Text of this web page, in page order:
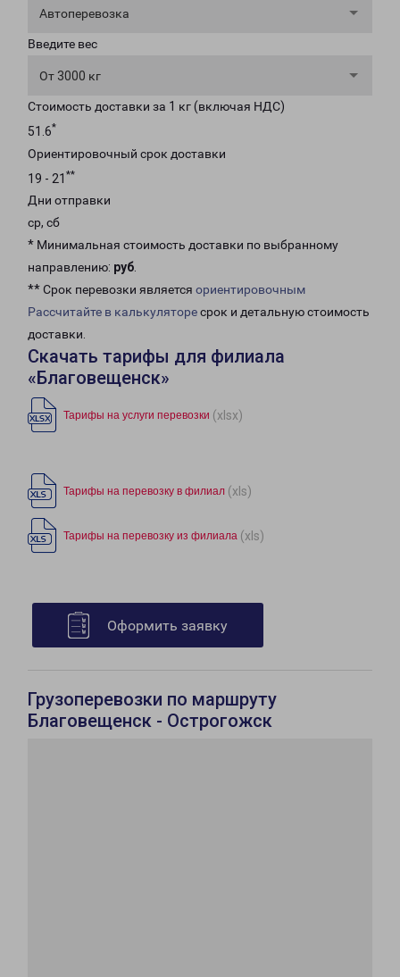
Автоперевозка
Введите вес
От 3000 кг
Стоимость доставки за 1 кг (включая НДС)
51.6*
Ориентировочный срок доставки
19 - 21 **
Дни отправки
ср, сб
* Минимальная стоимость доставки по выбранному
направлению: руб.
** Срок перевозки является ориентировочным
Рассчитайте в калькуляторесрок и детальную стоимость
доставки.
Скачать тарифы для филиала
«Благовещенск»
Тарифы на услуги перевозки (xlsx)
Тарифы на перевозку в филиал (xls)
Тарифы на перевозку из филиала (xls)
Оформить заявку
Грузоперевозки по маршруту
Благовещенск - Острогожск